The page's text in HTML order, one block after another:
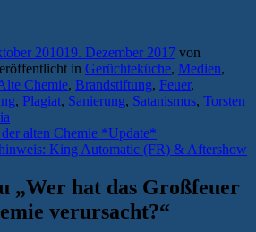
201019. Dezember 2017 von
in Gerüchteküche, Medien,
Chemie, Brandstiftung, Feuer,
, Plagiat, Sanierung, Satanismus, Torsten
alten Chemie *Update*
King Automatic (FR) & Aftershow
„Wer hat das Großfeuer
verursacht?“